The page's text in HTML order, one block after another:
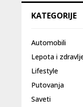
KATEGORIJE
Automobili
Lepota i
Lifestyle
Putovanja
Saveti